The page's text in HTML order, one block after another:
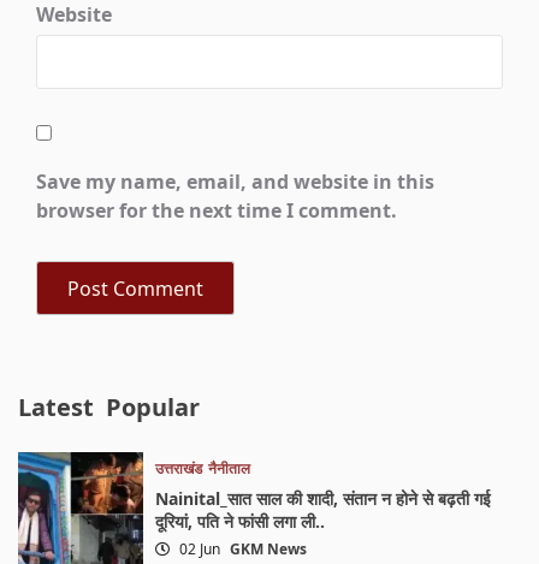
Website
Save my name, email, and website in this
browser for the next time I comment.
Latest Popular
उत्तराखंड नैनीताल
Nainital_सात साल की शादी, संतान न होने से बढ़ती गई
दूरियां, पति ने फांसी लगा ली..
02 Jun GKM News